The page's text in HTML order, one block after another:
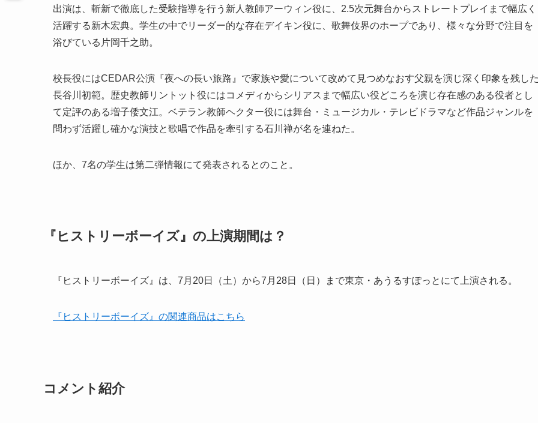
出演は、斬新で徹底した受験指導を行う新人教師アーウィン役に、2.5次元舞台からストレートプレイまで幅広く
活躍する新木宏典。学生の中でリーダー的な存在デイキン役に、歌舞伎界のホープであり、様々な分野で注目を
浴びている片岡千之助。
校長役にはCEDAR公演『夜への長い旅路』で家族や愛について改めて見つめなおす父親を演じ深く印象を残し
長谷川初範。歴史教師リントット役にはコメディからシリアスまで幅広い役どころを演じ存在感のある役者とし
て定評のある増子倭文江。ベテラン教師ヘクター役には舞台・ミュージカル・テレビドラマなど作品ジャンルを
問わず活躍し確かな演技と歌唱で作品を牽引する石川禅が名を連ねた。
ほか、7名の学生は第二弾情報にて発表されるとのこと。
『ヒストリーボーイズ』の上演期間は？
『ヒストリーボーイズ』は、7月20日（土）から7月28日（日）まで東京・あうるすぽっとにて上演される。
『ヒストリーボーイズ』の関連商品はこちら
コメント紹介